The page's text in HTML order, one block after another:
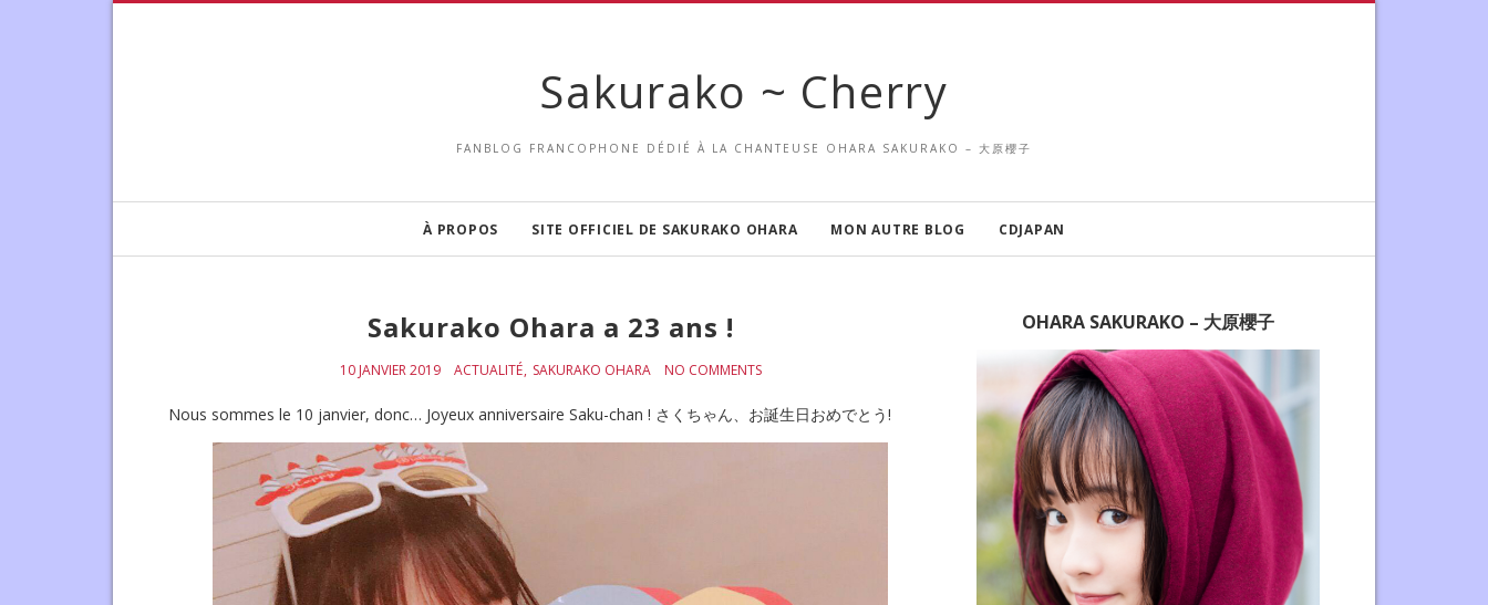
Sakurako ~ Cherry
FANBLOG FRANCOPHONE DÉDIÉ À LA CHANTEUSE OHARA SAKURAKO – 大原櫻子
À PROPOS SITE OFFICIEL DE SAKURAKO OHARA MON AUTRE BLOG CDJAPAN
Sakurako Ohara a 23 ans !
10 JANVIER 2019 ACTUALITÉ SAKURAKO OHARA NO COMMENTS
Nous sommes le 10 janvier, donc… Joyeux anniversaire Saku-chan ! さくちゃん、お誕生日おめでとう!
OHARA SAKURAKO – 大原櫻子